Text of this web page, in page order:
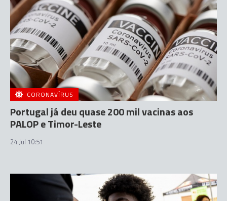
CORONAVÍRUS
Portugal já deu quase 200 mil vacinas aos
PALOP e Timor-Leste
24 Jul 10:51